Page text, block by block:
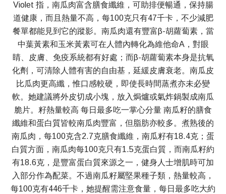
Violet 指，南瓜肉富含膳食纖維，可助排便暢通，保持腸
道健康，而且熱量不高，每100克只有47千卡，不少減肥
餐單都能見到它的蹤影。南瓜肉還有豐富β-胡蘿蔔素，當
中葉黃素和玉米黃素可在人體內轉化為維他命A，對眼
睛、皮膚、免疫系統都有好處；而β-胡蘿蔔素本身是抗氧
化劑，可清除人體有害的自由基，延緩皮膚衰老。南瓜皮
比瓜肉更高纖，惟口感較硬，即使長時間蒸煮亦未必變
軟。她建議將外皮切成小塊，放入焗爐或氣炸鍋製成南瓜
脆片。籽熱量較高 每日最多吃一掌心分量 南瓜籽的膳食
纖維和蛋白質皆較南瓜肉豐富，但脂肪亦較多。煮熟後的
南瓜肉，每100克含2.7克膳食纖維，南瓜籽有18.4克；蛋
白質方面，南瓜肉每100克只有1.5克蛋白質，而南瓜籽約
有18.6克，是豐富蛋白質來源之一，健身人士增肌時可加
入部分作為配菜。不過南瓜籽屬堅果種子類，熱量較高，
每100克有446千卡，她提醒需注意食量，每日最多吃大約